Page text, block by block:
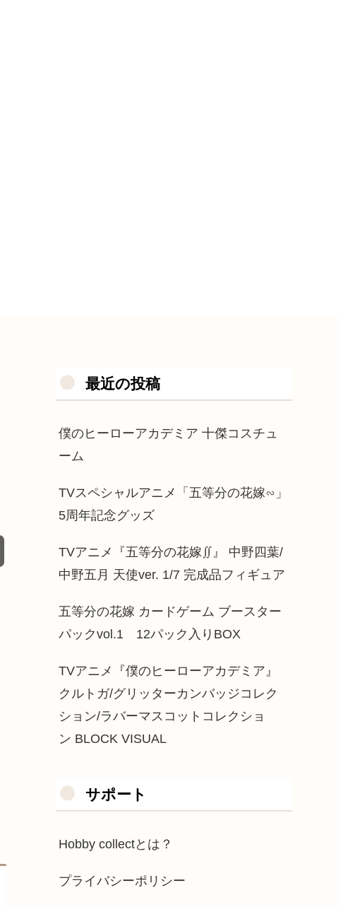
最近の投稿
僕のヒーローアカデミア 十傑コスチュ
ーム
TVスペシャルアニメ「五等分の花嫁∽」
5周年記念グッズ
TVアニメ『五等分の花嫁∬』 中野四葉/
中野五月 天使ver. 1/7 完成品フィギュア
五等分の花嫁 カードゲーム ブースター
パックvol.1 12パック入りBOX
TVアニメ『僕のヒーローアカデミア』
クルトガ/グリッターカンバッジコレク
ション/ラバーマスコットコレクショ
ン BLOCK VISUAL
サポート
Hobby collectとは？
プライバシーポリシー